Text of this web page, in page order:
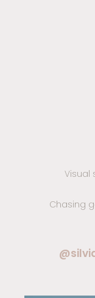
Visual
Chasing